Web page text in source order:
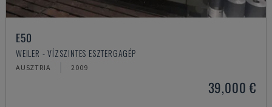
E50
WEILER - VÍZSZINTES ESZTERGAGÉP
AUSZTRIA 2009
39,000 €